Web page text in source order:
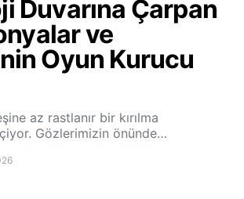
Duvarına Çarpan
ve
Oyun Kurucu
az rastlanır bir kırılma
Gözlerimizin önünde…